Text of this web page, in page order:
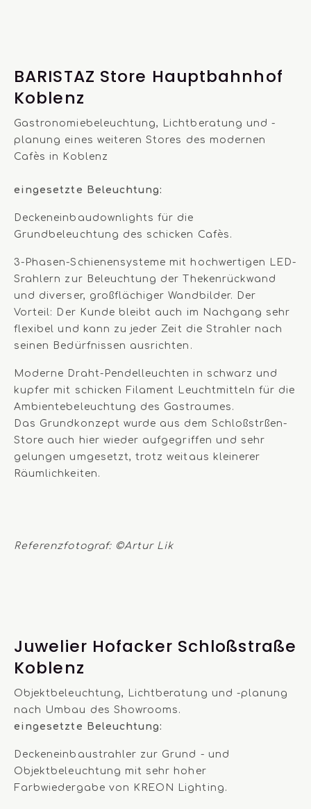
BARISTAZ Store Hauptbahnhof
Koblenz
Gastronomiebeleuchtung, Lichtberatung und -
planung eines weiteren Stores des modernen
Cafès in Koblenz
eingesetzte Beleuchtung:
Deckeneinbaudownlights für die
Grundbeleuchtung des schicken Cafès.
3-Phasen-Schienensysteme mit hochwertigen LED-
Srahlern zur Beleuchtung der Thekenrückwand
und diverser, großflächiger Wandbilder. Der
Vorteil: Der Kunde bleibt auch im Nachgang sehr
flexibel und kann zu jeder Zeit die Strahler nach
seinen Bedürfnissen ausrichten.
Moderne Draht-Pendelleuchten in schwarz und
kupfer mit schicken Filament Leuchtmitteln für die
Ambientebeleuchtung des Gastraumes.
Das Grundkonzept wurde aus dem Schloßstrßen-
Store auch hier wieder aufgegriffen und sehr
gelungen umgesetzt, trotz weitaus kleinerer
Räumlichkeiten.
Referenzfotograf: ©Artur Lik
Juwelier Hofacker Schloßstraße
Koblenz
Objektbeleuchtung, Lichtberatung und -planung
nach Umbau des Showrooms.
eingesetzte Beleuchtung:
Deckeneinbaustrahler zur Grund - und
Objektbeleuchtung mit sehr hoher
Farbwiedergabe von KREON Lighting.